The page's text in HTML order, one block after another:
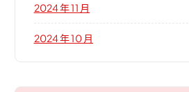
2024 年 11 月
2024 年 10 月